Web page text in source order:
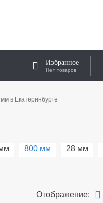
Избранное
Нет товаров
в Екатеринбурге
800 мм 28 мм
Отображение: